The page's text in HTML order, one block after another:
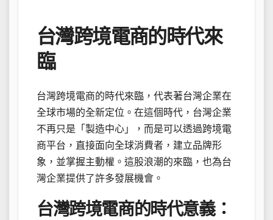
台灣跨境電商的時代來
臨
台灣跨境電商的時代來臨，代表著台灣企業在
全球市場的全新定位。在這個時代，台灣企業
不再只是「製造中心」，而是可以透過跨境電
商平台，直接面向全球消費者，建立品牌形
象，並掌握主動權。這股浪潮的來臨，也為台
灣企業提供了許多發展機會。
台灣跨境電商的時代意義：